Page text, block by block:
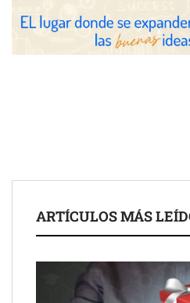
Fundación Mapfre y CISE lanzan
para impulsar ideas innovadoras
Schaeffler mejora su rentabilidad
ARTÍCULOS MÁS